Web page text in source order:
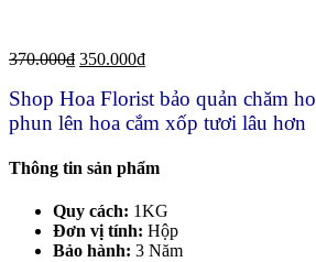
370.000₫ 350.000₫
Shop Hoa Florist bảo quản chăm
phun lên hoa cắm xốp tươi lâu hơn
Thông tin sản phẩm
Quy cách: 1KG
Đơn vị tính: Hộp
Bảo hành: 3 Năm